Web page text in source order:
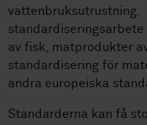
vattenbruksutrustning.
av fisk, matprodukter
standardisering för
andra europeiska
Standarderna kan få